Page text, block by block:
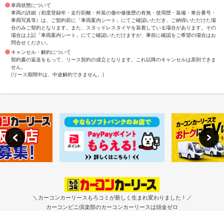
車両状態について
車両の詳細（初度登録年・走行距離・外装の傷や修復歴の有無・使用歴・装備・車台番号・
車両写真等）は、ご契約前に「車両案内シート」にてご確認いただき、ご納得いただけた場
合のみご契約となります。また、スタッドレスタイヤを装着している場合があります。その
場合は上記「車両案内シート」にてご確認いただけますが、事前に確認をご希望の場合はお
問合せください。
キャンセル・解約について
契約書の返送をもって、リース契約の成立となります。これ以降のキャンセルは原則できま
せん。
(リース期間中は、中途解約できません。)
＼カーコンカーリースもろコミが新しく生まれ変わりました！／
カーコンビニ倶楽部のカーコンカーリースは頭金ゼロ